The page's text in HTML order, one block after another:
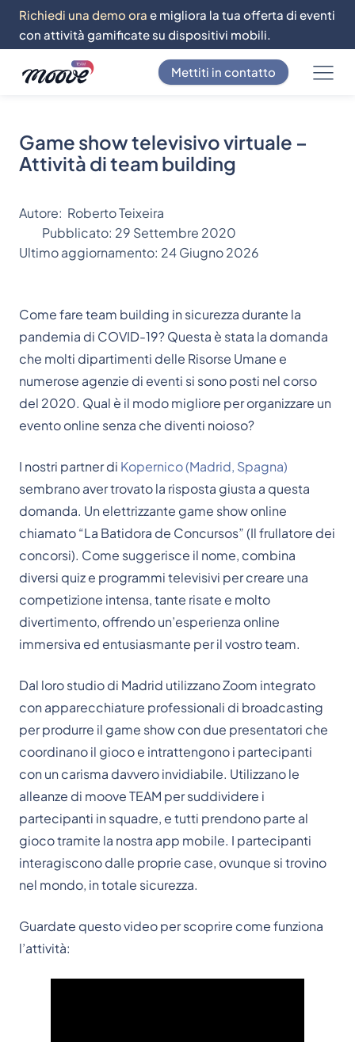
Richiedi una demo ora e migliora la tua offerta di eventi
con attività gamificate su dispositivi mobili.
Mettiti in contatto
Game show televisivo virtuale –
Attività di team building
Autore: Roberto Teixeira
Pubblicato: 29 Settembre 2020
Ultimo aggiornamento: 24 Giugno 2026
Come fare team building in sicurezza durante la
pandemia di COVID-19? Questa è stata la domanda
che molti dipartimenti delle Risorse Umane e
numerose agenzie di eventi si sono posti nel corso
del 2020. Qual è il modo migliore per organizzare un
evento online senza che diventi noioso?
I nostri partner di Kopernico (Madrid, Spagna)
sembrano aver trovato la risposta giusta a questa
domanda. Un elettrizzante game show online
chiamato “La Batidora de Concursos” (Il frullatore dei
concorsi). Come suggerisce il nome, combina
diversi quiz e programmi televisivi per creare una
competizione intensa, tante risate e molto
divertimento, offrendo un’esperienza online
immersiva ed entusiasmante per il vostro team.
Dal loro studio di Madrid utilizzano Zoom integrato
con apparecchiature professionali di broadcasting
per produrre il game show con due presentatori che
coordinano il gioco e intrattengono i partecipanti
con un carisma davvero invidiabile. Utilizzano le
alleanze di moove TEAM per suddividere i
partecipanti in squadre, e tutti prendono parte al
gioco tramite la nostra app mobile. I partecipanti
interagiscono dalle proprie case, ovunque si trovino
nel mondo, in totale sicurezza.
Guardate questo video per scoprire come funziona
l’attività: